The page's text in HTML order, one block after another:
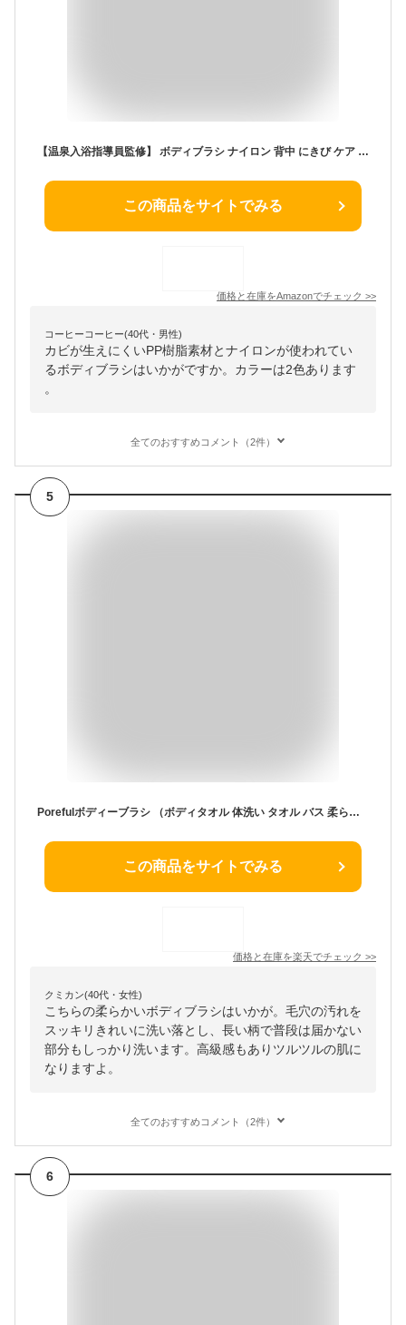
【温泉入浴指導員監修】 ボディブラシ ナイロン 背中 にきび ケア 【改良版/メーカー公式】 ロング カーブ カビが生えにくい ボディーブラシ【付属品：S字フック】ERYNZI(white/白色)
この商品をサイトでみる
価格と在庫をAmazonでチェック >>
コーヒーコーヒー(40代・男性)
カビが生えにくいPP樹脂素材とナイロンが使われてい
るボディブラシはいかがですか。カラーは2色あります
。
全てのおすすめコメント（2件）
5
Porefulボディーブラシ （ボディタオル 体洗い タオル バス 柔らかい 毛穴 洗体 マッサージ 背中 ブラシ 背中ニキビ 背中 洗う バスグッズ）アルファックス
この商品をサイトでみる
価格と在庫を楽天でチェック >>
クミカン(40代・女性)
こちらの柔らかいボディブラシはいかが。毛穴の汚れを
スッキリきれいに洗い落とし、長い柄で普段は届かない
部分もしっかり洗います。高級感もありツルツルの肌に
なりますよ。
全てのおすすめコメント（2件）
6